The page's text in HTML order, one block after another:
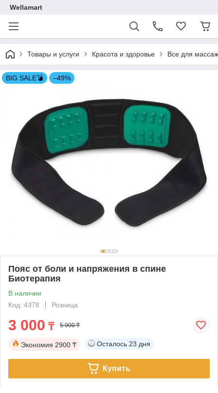
Wellamart
Товары и услуги Красота и здоровье Все для
BIG SALE💣 –49%
Пояс от боли и напряжения в спине
Биотерапия
В наличии
Код: 4378
Розница
3 000 ₸ 5 900 ₸
Экономия 2900 ₸ Осталось 23 дня
Купить